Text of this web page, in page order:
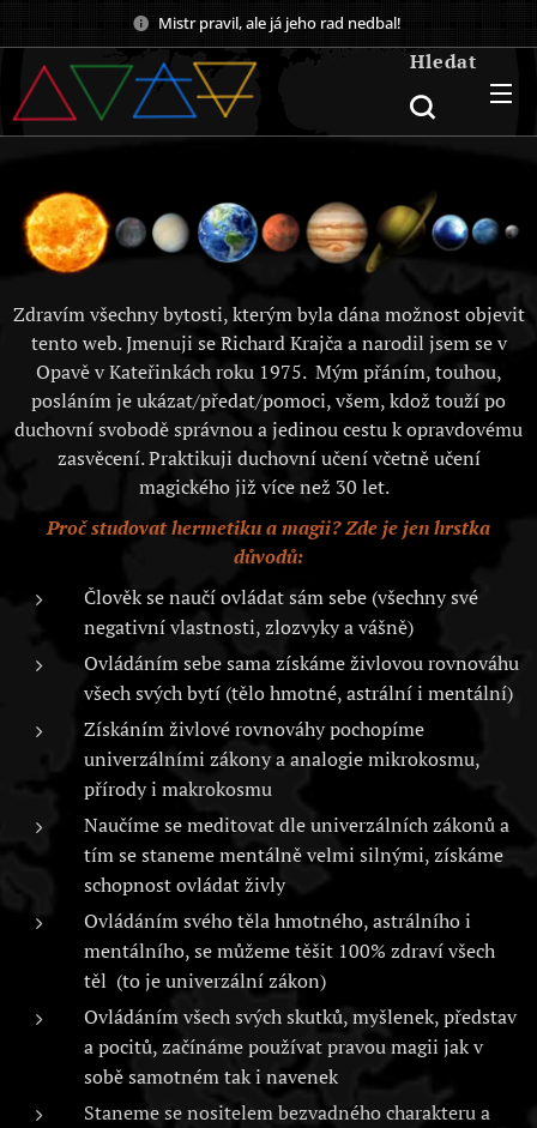
Mistr pravil, ale já jeho rad nedbal!
Hledat
Zdravím všechny bytosti, kterým byla dána možnost objevit
tento web. Jmenuji se Richard Krajča a narodil jsem se v
Opavě v Kateřinkách roku 1975. Mým přáním, touhou,
posláním je ukázat/předat/pomoci, všem, kdož touží po
duchovní svobodě správnou a jedinou cestu k opravdovému
zasvěcení. Praktikuji duchovní učení včetně učení
magického již více než 30 let.
Proč studovat hermetiku a magii? Zde je jen hrstka
důvodů:
Člověk se naučí ovládat sám sebe (všechny své
negativní vlastnosti, zlozvyky a vášně)
Ovládáním sebe sama získáme živlovou rovnováhu
všech svých bytí (tělo hmotné, astrální i mentální)
Získáním živlové rovnováhy pochopíme
univerzálními zákony a analogie mikrokosmu,
přírody i makrokosmu
Naučíme se meditovat dle univerzálních zákonů a
tím se staneme mentálně velmi silnými, získáme
schopnost ovládat živly
Ovládáním svého těla hmotného, astrálního i
mentálního, se můžeme těšit 100% zdraví všech
těl (to je univerzální zákon)
Ovládáním všech svých skutků, myšlenek, představ
a pocitů, začínáme používat pravou magii jak v
sobě samotném tak i navenek
Staneme se nositelem bezvadného charakteru a